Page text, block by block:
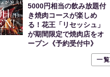
5000円相当の飲み放題付
き焼肉コースが楽しめ
る！花王「リセッシュ」
が期間限定で焼肉店をオ
ープン《予約受付中》
一覧